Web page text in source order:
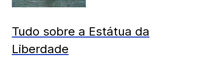
Tudo sobre a Estátua da
Liberdade